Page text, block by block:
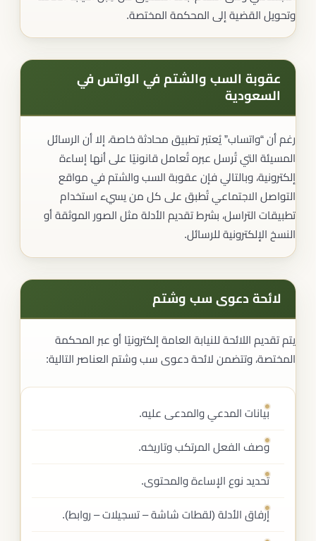
وتحويل القضية إلى المحكمة المختصة.
عقوبة السب والشتم في الواتس في
السعودية
رغم أن “واتساب” يُعتبر تطبيق محادثة خاصة، إلا أن الرسائل
المسيئة التي تُرسل عبره تُعامل قانونيًا على أنها إساءة
إلكترونية، وبالتالي فإن عقوبة السب والشتم في مواقع
التواصل الاجتماعي تُطبق على كل من يسيء استخدام
تطبيقات التراسل، بشرط تقديم الأدلة مثل الصور الموثقة أو
النسخ الإلكترونية للرسائل.
لائحة دعوى سب وشتم
يتم تقديم اللائحة للنيابة العامة إلكترونيًا أو عبر المحكمة
المختصة، وتتضمن لائحة دعوى سب وشتم العناصر التالية:
بيانات المدعي والمدعى عليه.
وصف الفعل المرتكب وتاريخه.
تحديد نوع الإساءة والمحتوى.
إرفاق الأدلة (لقطات شاشة – تسجيلات – روابط).